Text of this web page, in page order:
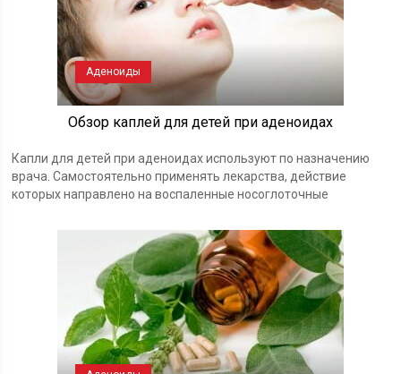
Аденоиды
Обзор каплей для детей при аденоидах
Капли для детей при аденоидах используют по назначению
врача. Самостоятельно применять лекарства, действие
которых направлено на воспаленные носоглоточные